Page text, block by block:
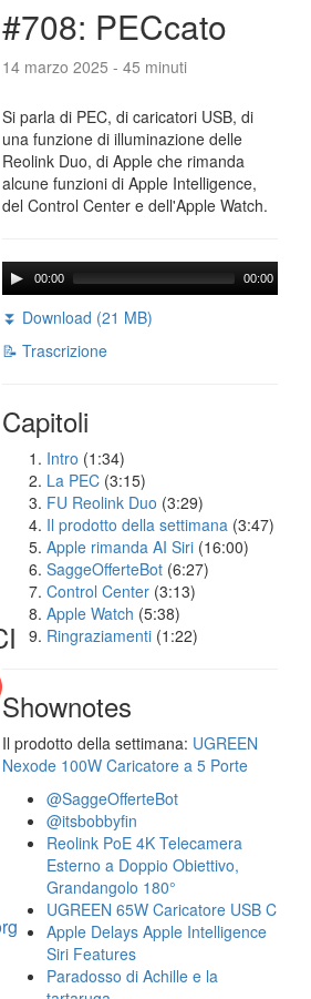
#708: PECcato
14 marzo 2025 - 45 minuti
Si parla di PEC, di caricatori USB, di
una funzione di illuminazione delle
Reolink Duo, di Apple che rimanda
alcune funzioni di Apple Intelligence,
del Control Center e dell'Apple Watch.
00:00 00:00
⏬ Download (21 MB)
📝 Trascrizione
Capitoli
Intro (1:34)
La PEC (3:15)
FU Reolink Duo (3:29)
Il prodotto della settimana (3:47)
Apple rimanda AI Siri (16:00)
SaggeOfferteBot (6:27)
Control Center (3:13)
Apple Watch (5:38)
Ringraziamenti (1:22)
Shownotes
Il prodotto della settimana: UGREEN
Nexode 100W Caricatore a 5 Porte
@SaggeOfferteBot
@itsbobbyfin
Reolink PoE 4K Telecamera
Esterno a Doppio Obiettivo,
Grandangolo 180°
UGREEN 65W Caricatore USB C
Apple Delays Apple Intelligence
Siri Features
Paradosso di Achille e la